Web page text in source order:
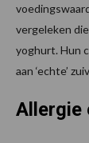
vergeleken
yoghurt. Hun
aan ‘echte’
Allergie